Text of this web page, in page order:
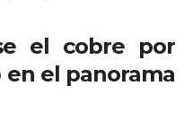
el cobre por
el panorama